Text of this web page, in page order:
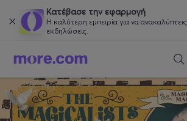
Κατέβασε την εφαρμογή
Η καλύτερη εμπειρία για να ανακαλύπτεις
εκδηλώσεις.